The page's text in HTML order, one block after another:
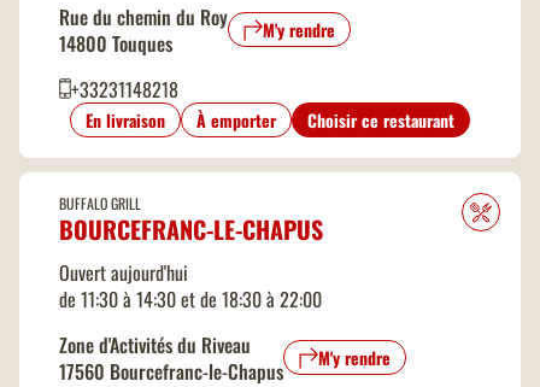
WIFI gratuit
Rue du chemin du Roy
14800 Touques
M'y rendre
+33231148218
En livraison À emporter Choisir ce restaurant
BUFFALO GRILL
BOURCEFRANC-LE-CHAPUS
Ouvert aujourd'hui
de 11:30 à 14:30 et de 18:30 à 22:00
Zone d'Activités du Riveau
17560 Bourcefranc-le-Chapus
M'y rendre